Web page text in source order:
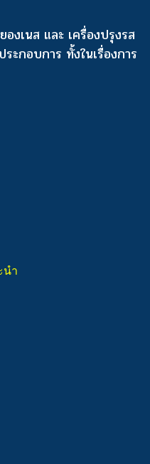
งเนส และ เครื่องปรุงรส
ะกอบการ ทั้งในเรื่องการ
นำ